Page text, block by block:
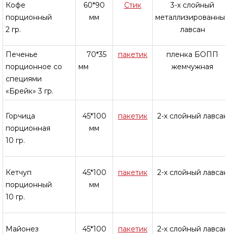
Кофе
порционный
2 гр.
60*90
мм
Стик
3-х слойный
лавсан
Печенье
порционное со
специями
«Брейк» 3 гр.
70*35
мм
пакетик
пленка БОПП
жемчужная
Горчица
порционная
10 гр.
45*100
мм
пакетик 2-х слойный лавсан
Кетчуп
порционный
10 гр.
45*100
мм
пакетик 2-х слойный лавсан
Майонез
45*100
пакетик 2-х слойный лавсан